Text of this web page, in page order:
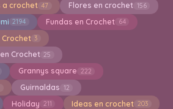
a crochet 47 Flores en crochet 156
2194 Fundas en Crochet 64
Crochet 3
Crochet 25
Grannys square 222
Guirnaldas 12
Holiday 211 Ideas en crochet 203